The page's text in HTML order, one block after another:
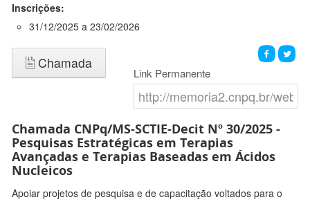
Inscrições:
31/12/2025 a 23/02/2026
Chamada
Link Permanente
Chamada CNPq/MS-SCTIE-Decit Nº 30/2025 -
Pesquisas Estratégicas em Terapias
Avançadas e Terapias Baseadas em Ácidos
Nucleicos
Apoiar projetos de pesquisa e de capacitação voltados para o